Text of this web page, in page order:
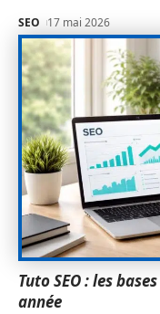
SEO 17 mai 2026
Tuto SEO : les
année